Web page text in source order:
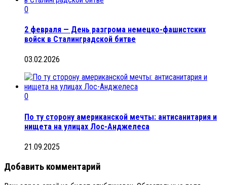
0
2 февраля — День разгрома немецко-фашистских
войск в Сталинградской битве
03.02.2026
0
По ту сторону американской мечты: антисанитария и
нищета на улицах Лос-Анджелеса
21.09.2025
Добавить комментарий